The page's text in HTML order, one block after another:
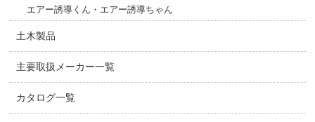
エアー誘導くん・エアー誘導ちゃん
土木製品
主要取扱メーカー一覧
カタログ一覧